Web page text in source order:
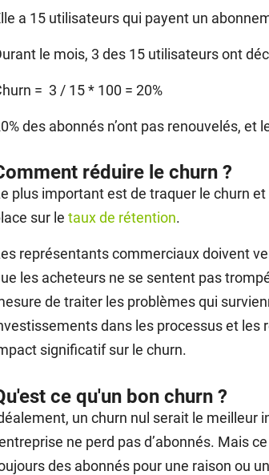
a 15 utilisateurs qui payent un
le mois, 3 des 15 utilisateurs ont
= 3 / 15 * 100 = 20%
des abonnés n’ont pas renouvelés, et
réduire le churn ?
plus important est de traquer le churn
sur letaux de rétention.
représentants commerciaux doivent
les acheteurs ne se sentent pas
de traiter les problèmes qui
dans les processus et les
significatif sur le churn.
ce qu'un bon churn ?
un churn nul serait le meilleur
ne perd pas d’abonnés. Mais
des abonnés pour une raison ou